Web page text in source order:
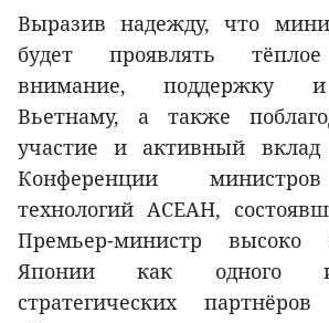
Выразив надежду, что
будет проявлять
внимание, поддержку и
Вьетнаму, а также
участие и активный
Конференции
технологий АСЕАН,
Премьер-министр высоко
Японии как одного
стратегических